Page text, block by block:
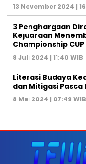
13 November 2024 |
3 Penghargaan
Kejuaraan
Championship CUP
8 Juli 2024 | 11:40 WIB
Literasi Budaya
dan Mitigasi
8 Mei 2024 | 07:49 WIB